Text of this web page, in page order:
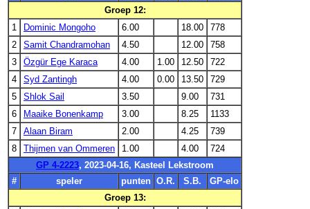
Groep 12:
1
Dominic Mongoho 6.00 18.00
778
2
Samit Chandramohan 4.50 12.00
758
3
Özgür Ege Karaca 4.00 1.00 12.50
722
4
Syd Zantingh 4.00 0.00 13.50
729
5
Shlok Sail 3.50 9.00
731
6
Maaike Bonenkamp 3.00 8.25
1133
7
Alaan Biram 2.00 4.25
739
8
Thijmen van Ommeren 1.00 4.00
724
GP 4-2223, 2023-04-16, Kasteel Lekstroom
#
speler punten O.R. S.B.
GP-elo
Groep 13: